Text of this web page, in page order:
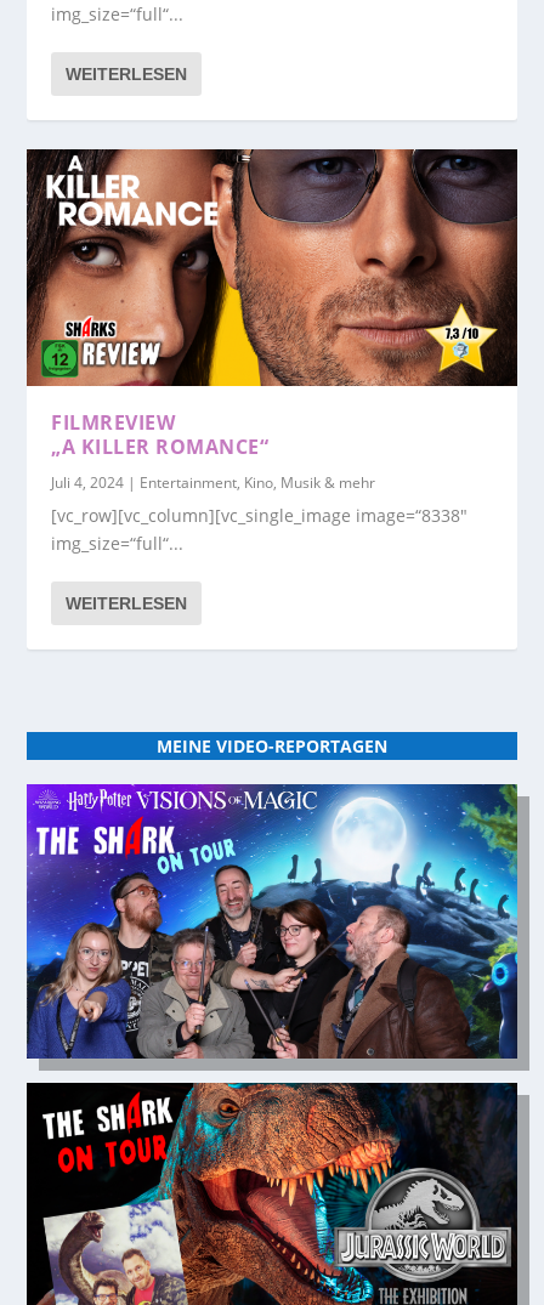
img_size=“full“...
WEITERLESEN
FILMREVIEW
„A KILLER ROMANCE“
Juli 4, 2024 | Entertainment, Kino, Musik & mehr
[vc_row][vc_column][vc_single_image image=“8338″
img_size=“full“...
WEITERLESEN
MEINE VIDEO-REPORTAGEN